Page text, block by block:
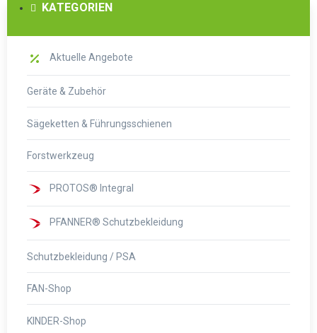
KATEGORIEN
Aktuelle Angebote
Geräte & Zubehör
Sägeketten & Führungsschienen
Forstwerkzeug
PROTOS® Integral
PFANNER® Schutzbekleidung
Schutzbekleidung / PSA
FAN-Shop
KINDER-Shop